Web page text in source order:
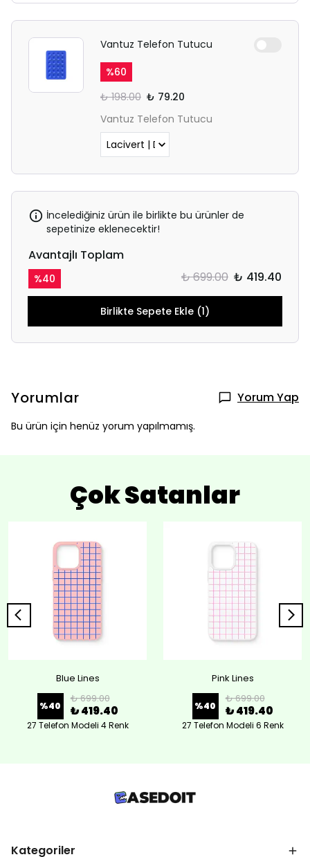
Vantuz Telefon Tutucu
%60
₺ 198.00 ₺ 79.20
Vantuz Telefon Tutucu
İncelediğiniz ürün ile birlikte bu ürünler de
sepetinize eklenecektir!
Avantajlı Toplam
%40 ₺ 699.00 ₺ 419.40
Birlikte Sepete Ekle (1)
Yorumlar Yorum Yap
Bu ürün için henüz yorum yapılmamış.
Çok Satanlar
Blue Lines
%40
₺ 699.00
₺ 419.40
27 Telefon Modeli 4 Renk
Pink Lines
%40
₺ 699.00
₺ 419.40
27 Telefon Modeli 6 Renk
Kategoriler